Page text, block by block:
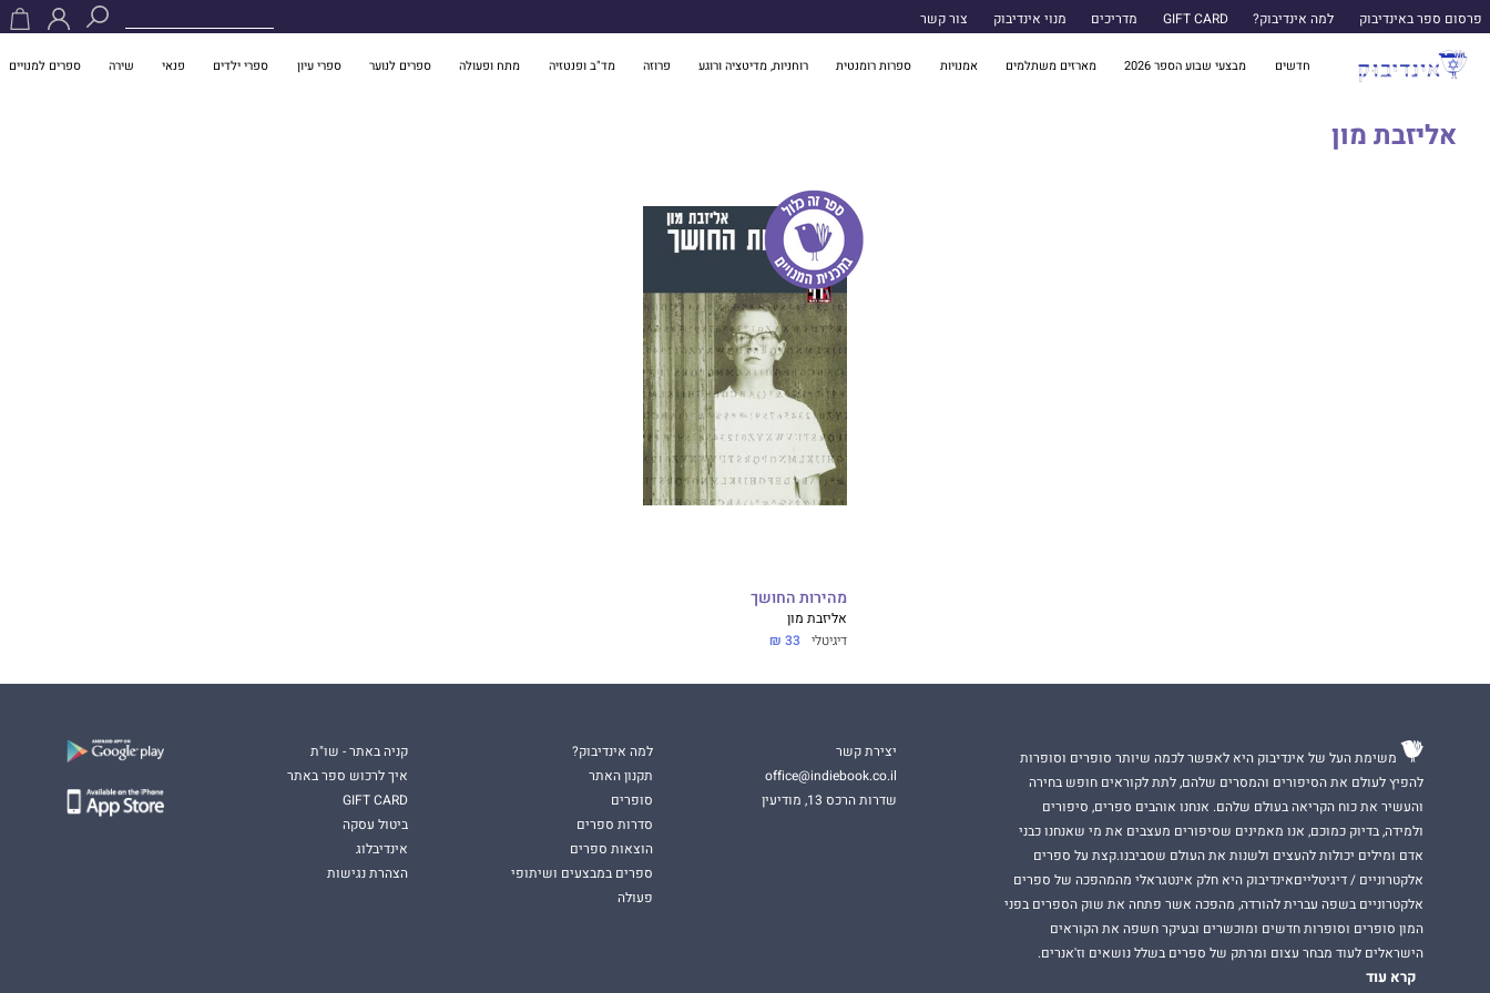
פרסום ספר באינדיבוק למה אינדיבוק? GIFT CARD מדריכים מנוי אינדיבוק צור קשר
חדשים מבצעי שבוע הספר 2026 מארזים משתלמים אמנויות ספרות רומנטית רוחניות, מדיטציה ורוגע פרוזה מד"ב ופנטזיה מתח ופעולה ספרים לנוער ספרי עיון ספרי ילדים פנאי שירה ספרים למנויים
אליזבת מון
מהירות החושך
אליזבת מון
דיגיטלי 33 ₪
משימת העל של אינדיבוק היא לאפשר לכמה שיותר סופרים וסופרות
להפיץ לעולם את הסיפורים והמסרים שלהם, לתת לקוראים חופש בחירה
והעשיר את כוח הקריאה בעולם שלהם. אנחנו אוהבים ספרים, סיפורים
ולמידה, בדיוק כמוכם, אנו מאמינים שסיפורים מעצבים את מי שאנחנו כבני
אדם ומילים יכולות להעצים ולשנות את העולם שסביבנו.קצת על ספרים
אלקטרוניים / דיגיטלייםאינדיבוק היא חלק אינטגראלי מהמהפכה של ספרים
אלקטרוניים בשפה עברית להורדה, מהפכה אשר פתחה את שוק הספרים בפני
המון סופרים וסופרות חדשים ומוכשרים ובעיקר חשפה את הקוראים
הישראלים לעוד מבחר עצום ומרתק של ספרים בשלל נושאים וז'אנרים.
קרא עוד
יצירת קשר
office@indiebook.co.il
שדרות הרכס 13, מודיעין
למה אינדיבוק?
תקנון האתר
סופרים
סדרות ספרים
הוצאות ספרים
ספרים במבצעים ושיתופי
פעולה
קניה באתר - שו"ת
איך לרכוש ספר באתר
GIFT CARD
ביטול עסקה
אינדיבלוג
הצהרת נגישות